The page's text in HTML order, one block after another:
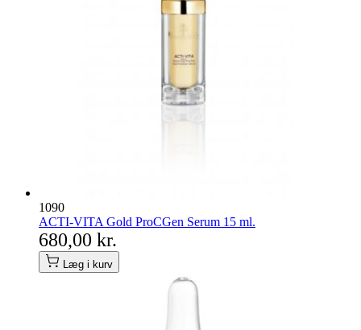
1090
ACTI-VITA Gold ProCGen Serum 15 ml.
680,00 kr.
Læg i kurv